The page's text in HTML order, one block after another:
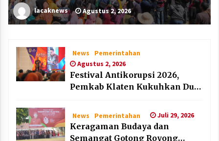
lacaknews Agustus 2, 2026
News
Pemerintahan
Agustus 2, 2026
Festival Antikorupsi 2026,
Pemkab Klaten Kukuhkan Duta
News Pemerintahan Juli 29, 2026
Keragaman Budaya dan
Semangat Gotong Royong